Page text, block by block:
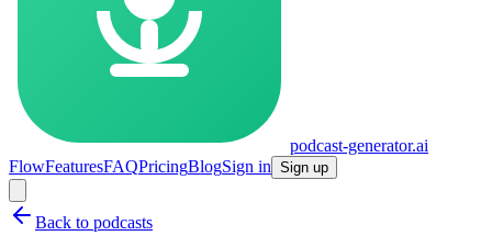
podcast-generator.ai
FlowFeaturesFAQPricingBlogSign in Sign up
Back to podcasts